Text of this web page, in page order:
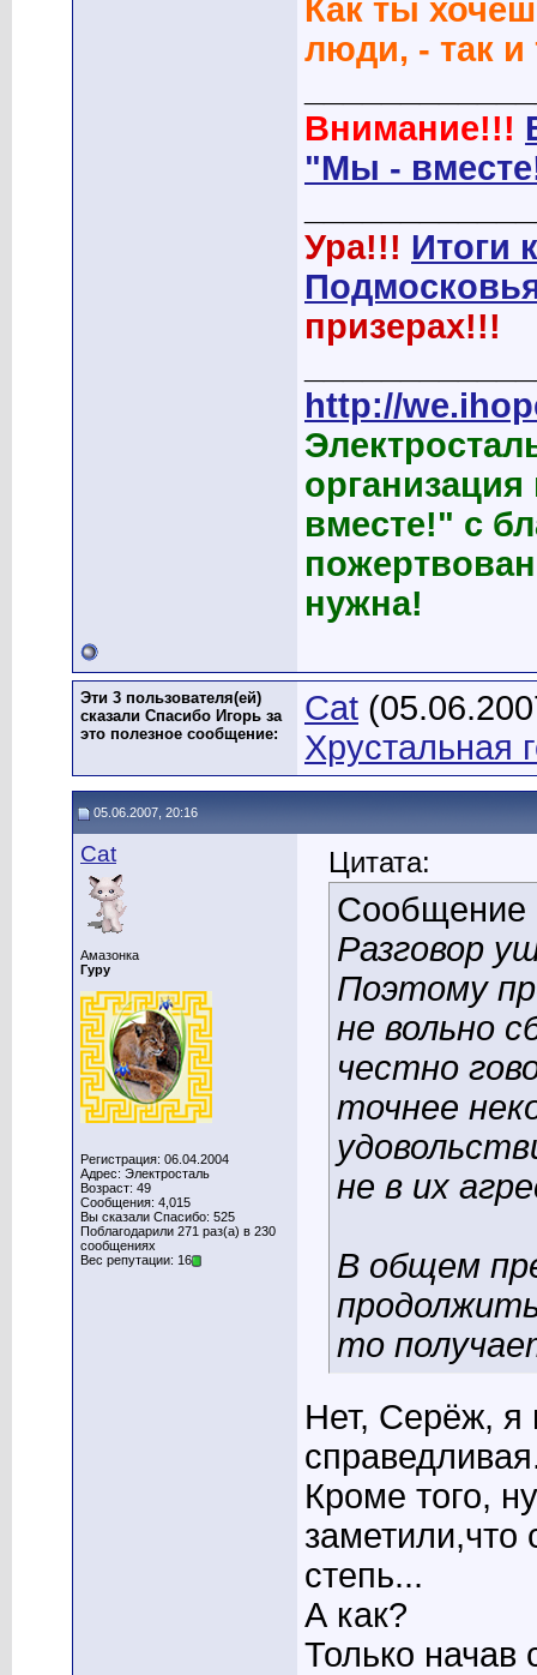
Как ты
люди, - так
Внимание!!!
"Мы -
Ура!!! Итоги
призерах!!!
http://
вместе!" с
нужна!
Эти 3 пользователя(ей)
сказали Спасибо Игорь за
это полезное сообщение:
Cat
Хрустальная
05.06.2007, 20:16
Cat
Амазонка
Гуру
Регистрация: 06.04.2004
Адрес: Электросталь
Возраст: 49
Сообщения: 4,015
Вы сказали Спасибо: 525
Поблагодарили 271 раз(а) в 230
сообщениях
Вес репутации: 16
Цитата:
Сообщение
Разговор
Поэтому
не вольно
честно
точнее
не в их
В общем
то
Нет, Серёж, я
Кроме того,
заметили,что
степь...
А как?
Только